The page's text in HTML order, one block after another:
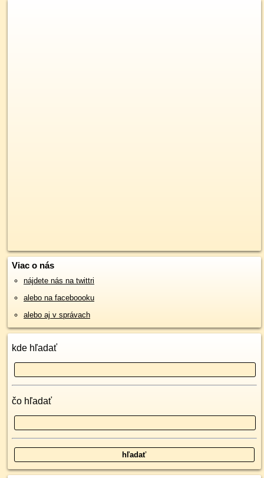
Viac o nás
nájdete nás na twittri
alebo na faceboooku
alebo aj v správach
kde hľadať
čo hľadať